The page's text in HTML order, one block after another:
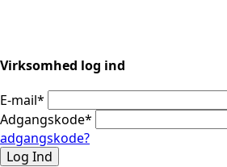
Virksomhed log ind
E-mail*
Adgangskode*
adgangskode?
Log Ind